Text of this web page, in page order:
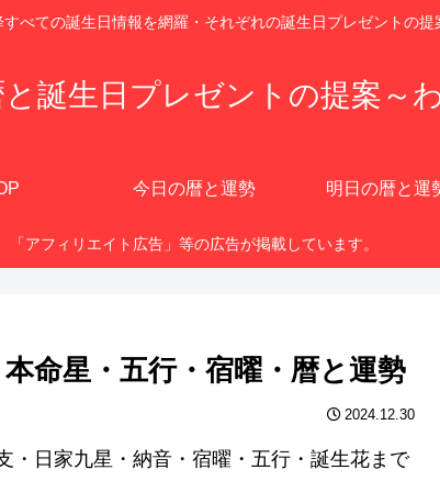
べての誕生日情報を網羅・それぞれの誕生日プレゼントの提
誕生日プレゼントの提案～
今日の暦と運勢 明日の暦と運
「アフィリエイト広告」等の広告が掲載しています。
命星・五行・宿曜・暦と運勢
2024.12.30
・日家九星・納音・宿曜・五行・誕生花まで